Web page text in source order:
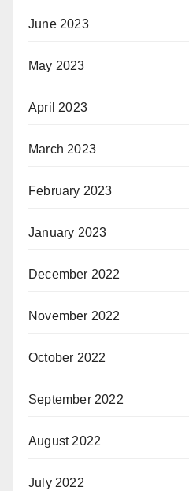
June 2023
May 2023
April 2023
March 2023
February 2023
January 2023
December 2022
November 2022
October 2022
September 2022
August 2022
July 2022